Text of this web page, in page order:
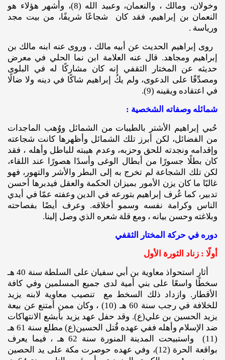
وخولان، ومالك ، والنعمان، وعبيد الله (8)، وأشهر هؤلاء هو
النعمان بن إبراهيم، فقد كان شجاعًا شريفًا، من بيت مجد
ورياسة .
روى إبراهيم الحديث عن أبيه مالك ، وروى عنه ابنه مالك بن
إبراهيم ومجاهد. قال عنه العلامة ابن نما الحلي في معرض
حديثه عن المختار الثقفي إنه كان مشاركًا له في البلوى
ومصدِّقًا على الدعوى، ولم يكُ إبراهيم شاكًا في دينه ولا ضالًا
في اعتقاده ويقينه (9).
شمائله وصفاته الشخصية :
حُبي إبراهيم الأشتر بالطيبات من الشمائل ووُهب الماجدات
من الفضائل، لكن أبرز تلك الشمائل وأظهرها كانت شجاعته
وإقدامه ونجدته للحق وحزبه، وعدم هيبته للباطل وأهله ، فقد
كان بطلًا جسورًا من أبطال الوغى وأسدًا هصورًا عند اللقاء،
لكن تلك الشجاعة لم تخرج به إلى البطر والأشر والتهور، فهو
غالبًا ما كان يزن الأمور بميزان الحكمة والعقل فيدبرها أحسن
تدبير، كما عُرف إبراهيم بتورعه في الدين وعفته عمّا في أيدي
الناس وكرامة نفسه وسمو أخلاقه. وعرف أيضًا بفصاحته
وبلاغته وحسن بيانه ، ومع قلة شعره الذي وصل إلينا.
دوره في حركة المختار الثقفي
أولًا : زناد الثورة الأول
أثار استحواذ معاوية بن أبي سفيان على السلطة سنة 40 هـ
سخطًا واسعًا على بني أمية لدى جميع المسلمين وفي كافة
الأقطار. وازداد ذلك السخط مع تنصيب معاوية لابنه يزيد
للخلافة في رجب سنة 60 هـ (10) ، وكان ممن أمتنع عن بيعة
يزيد الحسين بن علي(ع). وقد حفل عهد يزيد بأبشع الانتهاكات
ضد الإسلام وأهله ففي عهده قُتل الحسين(ع) مطلع سنة 61 هـ
(11) واستبيحت المدينة المنورة سنة 62 هـ ، فيما يعرف
بواقعة الحرة (12)، وفي عهده حوصرت مكة على يد الحصين